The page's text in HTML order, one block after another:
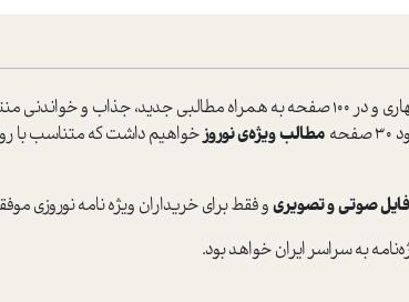
با حال‌‌و‌هوایی بهاری و در 100 صفحه به همراه مطالبی جدید،
مطالب ویژه‌ی نوروزخواهیم داشت که متناسب با
فایل صوتی و تصویریو فقط برای خریداران ویژه نامه نوروزی
به سراسر ایران خواهد بود.